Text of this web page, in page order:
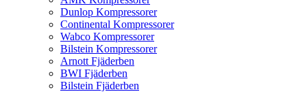
Dunlop Kompressorer
Continental Kompressorer
Wabco Kompressorer
Bilstein Kompressorer
Arnott Fjäderben
BWI Fjäderben
Bilstein Fjäderben